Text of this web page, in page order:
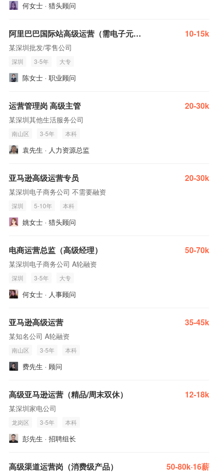
何女士 · 猎头顾问
阿里巴巴国际站高级运营（需电子元器件B端经验） 10-15k
某深圳批发/零售公司
深圳 3-5年 大专
陈女士 · 职业顾问
运营管理岗 高级主管 20-30k
某深圳其他生活服务公司
南山区 3-5年 本科
袁先生 · 人力资源总监
亚马逊高级运营专员 20-30k
某深圳电子商务公司 不需要融资
深圳 5-10年 本科
姚女士 · 猎头顾问
电商运营总监（高级经理） 50-70k
某深圳电子商务公司 A轮融资
深圳 3-5年 大专
何女士 · 人事顾问
亚马逊高级运营 35-45k
某知名公司 A轮融资
南山区 3-5年 本科
费先生 · 顾问
高级亚马逊运营（精品/周末双休） 12-18k
某深圳家电公司
龙岗区 3-5年 本科
彭先生 · 招聘组长
高级渠道运营岗（消费级产品） 50-80k·16薪